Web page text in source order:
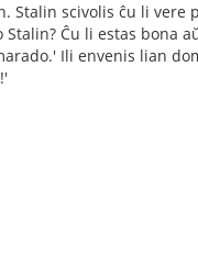
Stalin scivolis ĉu li
Ĉu li estas bona
Ili envenis lian